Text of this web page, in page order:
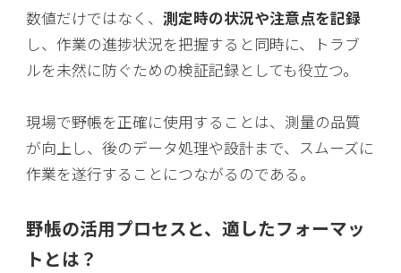
数値だけではなく、測定時の状況や注意点を記録
し、作業の進捗状況を把握すると同時に、トラブ
ルを未然に防ぐための検証記録としても役立つ。
現場で野帳を正確に使用することは、測量の品質
が向上し、後のデータ処理や設計まで、スムーズに
作業を遂行することにつながるのである。
野帳の活用プロセスと、適したフォーマッ
トとは？